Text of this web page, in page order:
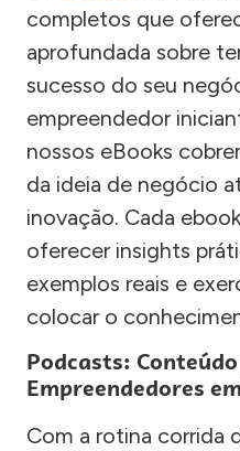
completos que
aprofundada sobre
sucesso do seu
empreendedor
nossos eBooks
da ideia de negócio
inovação. Cada
oferecer insights
exemplos reais e
colocar o
Podcasts:
Empreendedores
Com a rotina corrida